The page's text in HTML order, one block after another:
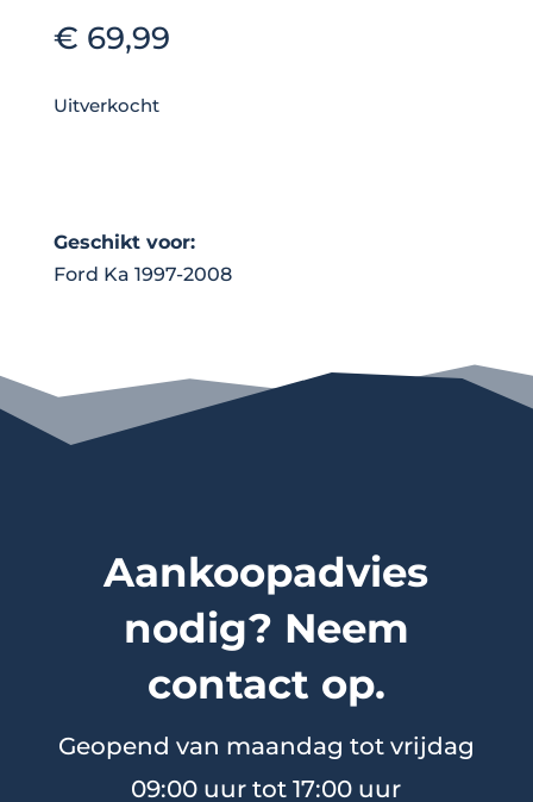
€ 69,99
Uitverkocht
Geschikt voor:
Ford Ka 1997-2008
Aankoopadvies
nodig? Neem
contact op.
Geopend van maandag tot vrijdag
09:00 uur tot 17:00 uur